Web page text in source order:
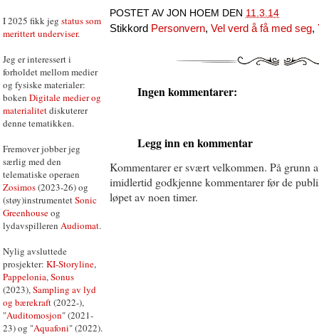
I 2025 fikk jeg status som
merittert underviser.
Jeg er interessert i
forholdet mellom medier
og fysiske materialer:
boken Digitale medier og
materialitetdiskuterer
denne tematikken.
Fremover jobber jeg
særlig med den
telematiske operaen
Zosimos(2023-26) og
(støy)instrumentetSonic
Greenhouseog
lydavspilleren Audiomat.
Nylig avsluttede
prosjekter: KI-Storyline,
Pappelonia,Sonus
(2023),Sampling av lyd
og bærekraft(2022-),
"Auditomosjon" (2021-
23) og "Aquafoni" (2022).
POSTET AV JON HOEM DEN 11.3.14
Stikkord Personvern, Vel verd å få med seg,
Ingen kommentarer:
Legg inn en kommentar
Kommentarer er svært velkommen. På grunn
imidlertid godkjenne kommentarer før de
løpet av noen timer.